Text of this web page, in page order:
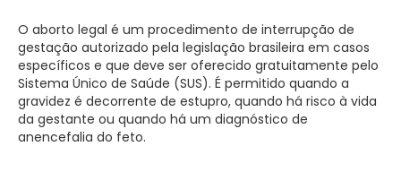
O aborto legal é um procedimento de interrupção de
gestação autorizado pela legislação brasileira em casos
específicos e que deve ser oferecido gratuitamente pelo
Sistema Único de Saúde (SUS). É permitido quando a
gravidez é decorrente de estupro, quando há risco à vida
da gestante ou quando há um diagnóstico de
anencefalia do feto.